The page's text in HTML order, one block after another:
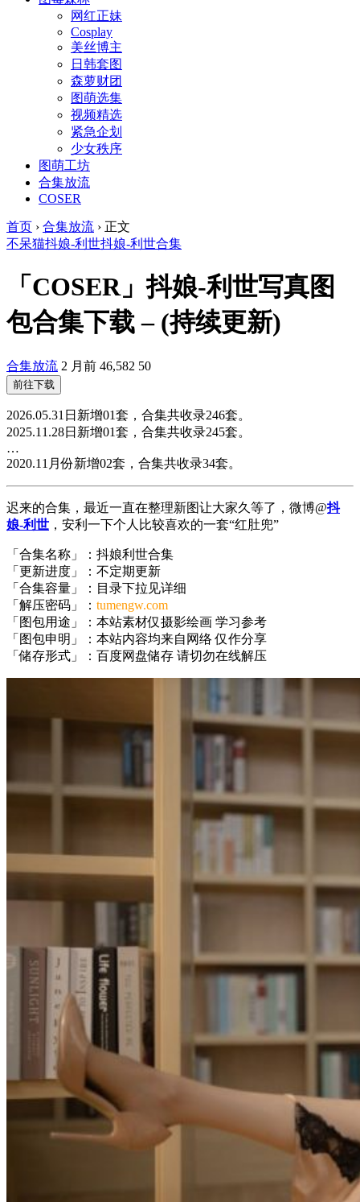
网红正妹
Cosplay
美丝博主
日韩套图
森萝财团
图萌选集
视频精选
紧急企划
少女秩序
图萌工坊
合集放流
COSER
首页 › 合集放流 › 正文
不呆猫抖娘-利世抖娘-利世合集
「COSER」抖娘-利世写真图
包合集下载 – (持续更新)
合集放流 2 月前 46,582 50
前往下载
2026.05.31日新增01套，合集共收录246套。
2025.11.28日新增01套，合集共收录245套。
…
2020.11月份新增02套，合集共收录34套。
迟来的合集，最近一直在整理新图让大家久等了，微博@抖
娘-利世 ，安利一下个人比较喜欢的一套“红肚兜”
「合集名称」：抖娘利世合集
「更新进度」：不定期更新
「合集容量」：目录下拉见详细
「解压密码」： tumengw.com
「图包用途」：本站素材仅摄影绘画 学习参考
「图包申明」：本站内容均来自网络 仅作分享
「储存形式」：百度网盘储存 请切勿在线解压